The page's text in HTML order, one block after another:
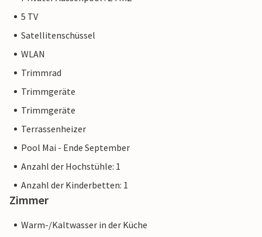
5 TV
Satellitenschüssel
WLAN
Trimmrad
Trimmgeräte
Trimmgeräte
Terrassenheizer
Pool Mai - Ende September
Anzahl der Hochstühle: 1
Anzahl der Kinderbetten: 1
Zimmer
Warm-/Kaltwasser in der Küche